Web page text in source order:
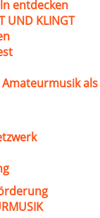
entdecken
UND KLINGT
als